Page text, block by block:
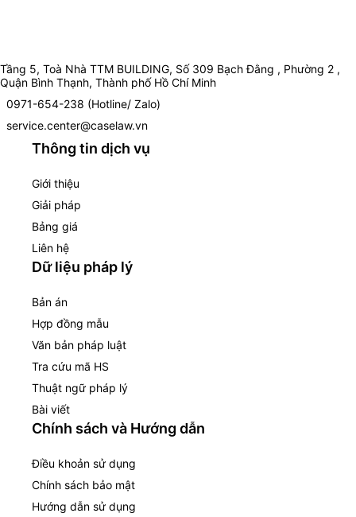
Tầng 5, Toà Nhà TTM BUILDING, Số 309 Bạch Đằng , Phường 2 ,
Quận Bình Thạnh, Thành phố Hồ Chí Minh
0971-654-238 (Hotline/ Zalo)
service.center@caselaw.vn
Thông tin dịch vụ
Giới thiệu
Giải pháp
Bảng giá
Liên hệ
Dữ liệu pháp lý
Bản án
Hợp đồng mẫu
Văn bản pháp luật
Tra cứu mã HS
Thuật ngữ pháp lý
Bài viết
Chính sách và Hướng dẫn
Điều khoản sử dụng
Chính sách bảo mật
Hướng dẫn sử dụng